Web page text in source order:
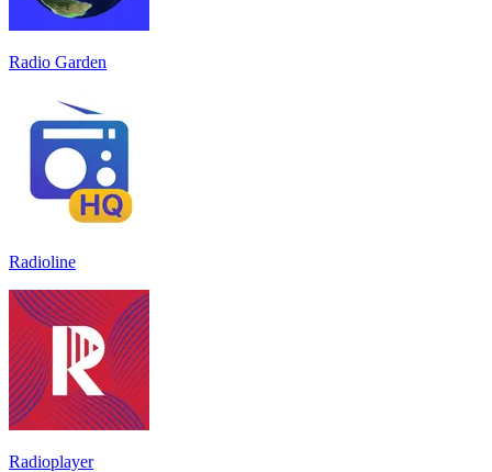
Radio Garden
Radioline
Radioplayer